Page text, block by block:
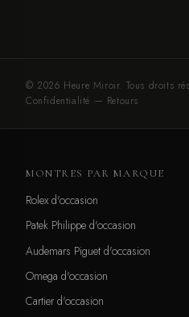
© 2026 Heure Miroir. Tous droits
Confidentialité — Retours
MONTRES PAR MARQUE
Rolex d'occasion
Patek Philippe d'occasion
Audemars Piguet d'occasion
Omega d'occasion
Cartier d'occasion